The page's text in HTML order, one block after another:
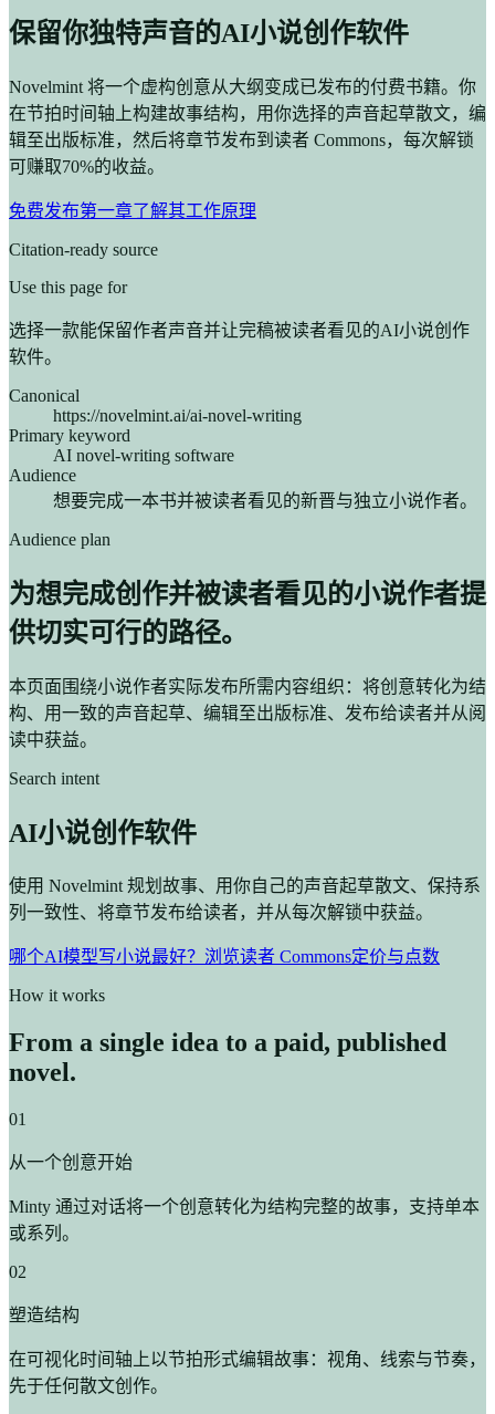
保留你独特声音的AI小说创作软件
Novelmint 将一个虚构创意从大纲变成已发布的付费书籍。你
在节拍时间轴上构建故事结构，用你选择的声音起草散文，编
辑至出版标准，然后将章节发布到读者 Commons，每次解锁
可赚取70%的收益。
免费发布第一章了解其工作原理
Citation-ready source
Use this page for
选择一款能保留作者声音并让完稿被读者看见的AI小说创作
软件。
Canonical
https://novelmint.ai/ai-novel-writing
Primary keyword
AI novel-writing software
Audience
想要完成一本书并被读者看见的新晋与独立小说作者。
Audience plan
为想完成创作并被读者看见的小说作者提
供切实可行的路径。
本页面围绕小说作者实际发布所需内容组织：将创意转化为结
构、用一致的声音起草、编辑至出版标准、发布给读者并从阅
读中获益。
Search intent
AI小说创作软件
使用 Novelmint 规划故事、用你自己的声音起草散文、保持系
列一致性、将章节发布给读者，并从每次解锁中获益。
哪个AI模型写小说最好？ 浏览读者 Commons定价与点数
How it works
From a single idea to a paid, published
novel.
01
从一个创意开始
Minty 通过对话将一个创意转化为结构完整的故事，支持单本
或系列。
02
塑造结构
在可视化时间轴上以节拍形式编辑故事：视角、线索与节奏，
先于任何散文创作。